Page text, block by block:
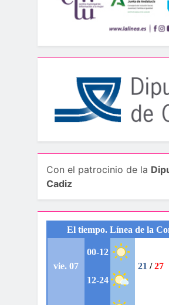
Con el patrocinio de la
Cadiz